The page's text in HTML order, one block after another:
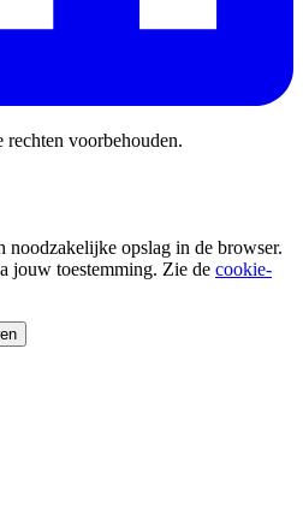
voorbehouden.
noodzakelijke opslag in de browser.
jouw toestemming. Zie de cookie-